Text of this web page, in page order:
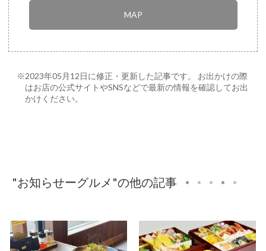
MAP
※2023年05月12日に修正・更新した記事です。 お出かけの際
はお店の公式サイトやSNSなどで最新の情報を確認してお出
かけください。
"お知らせーグルメ"の他の記事